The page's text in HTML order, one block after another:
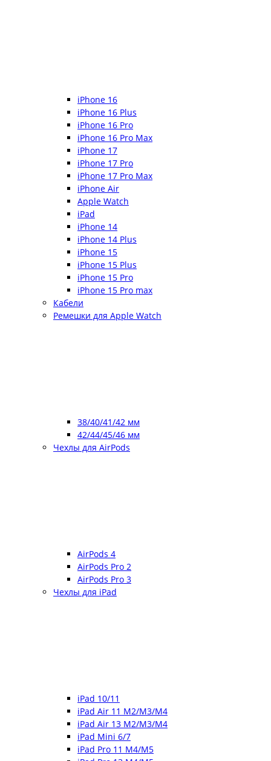
iPhone 16
iPhone 16 Plus
iPhone 16 Pro
iPhone 16 Pro Max
iPhone 17
iPhone 17 Pro
iPhone 17 Pro Max
iPhone Air
Apple Watch
iPad
iPhone 14
iPhone 14 Plus
iPhone 15
iPhone 15 Plus
iPhone 15 Pro
iPhone 15 Pro max
Кабели
Ремешки для Apple Watch
38/40/41/42 мм
42/44/45/46 мм
Чехлы для AirPods
AirPods 4
AirPods Pro 2
AirPods Pro 3
Чехлы для iPad
iPad 10/11
iPad Air 11 M2/M3/M4
iPad Air 13 M2/M3/M4
iPad Mini 6/7
iPad Pro 11 M4/M5